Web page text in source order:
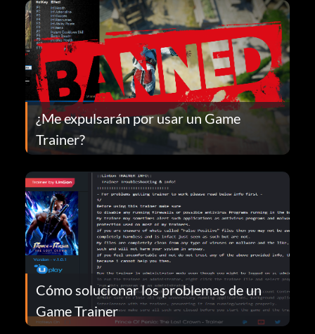
¿Me expulsarán por usar un Game
Trainer?
Cómo solucionar los problemas de un
Game Trainer